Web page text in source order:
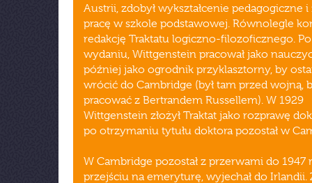
Austrii, zdobył wykształcenie pedagogiczne i
pracę w szkole podstawowej. Równolegle
redakcję Traktatu logiczno-filozoficznego.
wydaniu, Wittgenstein pracował jako
później jako ogrodnik przyklasztorny, by
wrócić do Cambridge (był tam przed wojną,
pracować z Bertrandem Russellem). W 1929
Wittgenstein złożył Traktat jako rozprawę
po otrzymaniu tytułu doktora pozostał w
W Cambridge pozostał z przerwami do 1947
przejściu na emeryturę, wyjechał do Irlandii.